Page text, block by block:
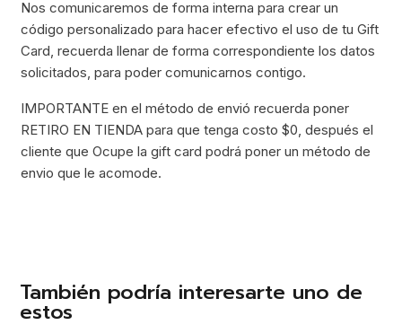
Nos comunicaremos de forma interna para crear un
código personalizado para hacer efectivo el uso de tu Gift
Card, recuerda llenar de forma correspondiente los datos
solicitados, para poder comunicarnos contigo.
IMPORTANTE en el método de envió recuerda poner
RETIRO EN TIENDA para que tenga costo $0, después el
cliente que Ocupe la gift card podrá poner un método de
envio que le acomode.
También podría interesarte uno de
estos